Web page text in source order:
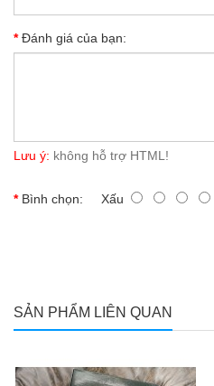
Đánh giá của bạn:
Lưu ý: không hỗ trợ HTML!
Bình chọn: Xấu
SẢN PHẨM LIÊN QUAN